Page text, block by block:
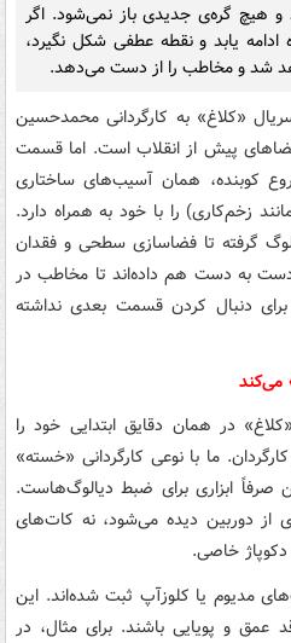
و هیچ گره‌ی جدیدی باز نمی‌شود. اگر
یابد و نقطه عطفی شکل نگیرد،
شد و مخاطب را از دست می‌دهد.
«کلاغ» به کارگردانی محمدحسین
بازگشتی به دهه ۵۰ و فضاهای پیش از انقلاب است. اما قسمت
کوبنده، همان آسیب‌های ساختاری
زخم‌کاری) را با خود به همراه دارد.
گرفته تا فضاسازی سطحی و فقدان
به دست هم داده‌اند تا مخاطب در
برای دنبال کردن قسمت بعدی نداشته
می‌کند
در همان دقایق ابتدایی خود را
ما با نوعی کارگردانی «خسته»
صرفاً ابزاری برای ضبط دیالوگ‌هاست.
از دوربین دیده می‌شود، نه کات‌های
دکوپاژ خاصی.
مدیوم یا کلوزآپ ثبت شده‌اند. این
عمق و پویایی باشند. برای مثال، در